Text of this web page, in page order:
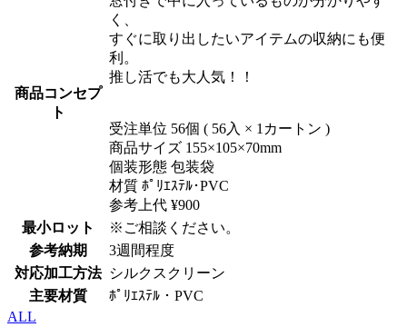
商品コンセプ
ト
く、
すぐに取り出したいアイテムの収納にも便
利。
推し活でも大人気！！
受注単位 56個 ( 56入 × 1カートン )
商品サイズ 155×105×70mm
個装形態 包装袋
材質 ﾎﾟﾘｴｽﾃﾙ･PVC
参考上代 ¥900
最小ロット
※ご相談ください。
参考納期
3週間程度
対応加工方法
シルクスクリーン
主要材質
ﾎﾟﾘｴｽﾃﾙ・PVC
ALL